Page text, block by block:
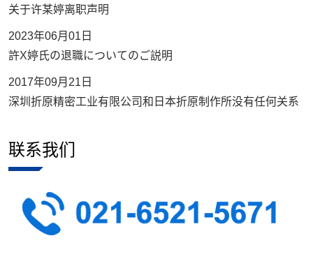
关于许某婷离职声明
2023年06月01日
許X婷氏の退職についてのご説明
2017年09月21日
深圳折原精密工业有限公司和日本折原制作所没有任何关系
联系我们